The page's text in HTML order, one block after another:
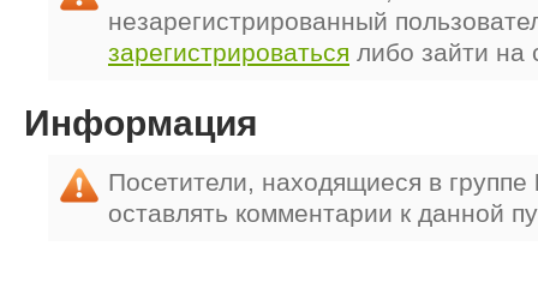
незарегистрированный
зарегистрироваться либо зайти на
Информация
Посетители, находящиеся в группе
оставлять комментарии к данной